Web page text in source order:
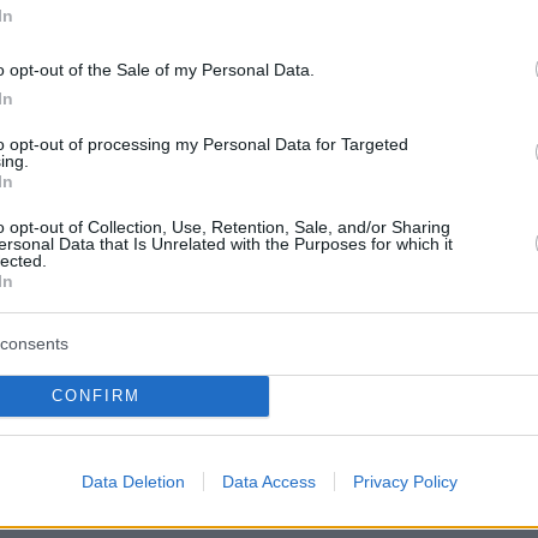
opt-out of the Sale of my Personal Data.
opt-out of processing my Personal Data for Targeted
opt-out of Collection, Use, Retention, Sale, and/or Sharing
Data that Is Unrelated with the Purposes for which it
CONFIRM
Data Deletion Data Access Privacy Policy
Βρέφος υπό το βλέμμα του Αρχαγγέλου Μιχαήλ από τον
χρονολογείται στο 1375
γεννήθηκε το 1992 στη Βοσνία σε μια
οικογένεια και σήμερα αυτοπροσδιορίζεται
ζήτησε συγγνώμη δηλώνοντας ότι δεν